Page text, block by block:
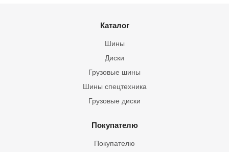
Каталог
Шины
Грузовые шины
Шины спецтехника
Диски
Грузовые диски
Покупателю
Покупателю